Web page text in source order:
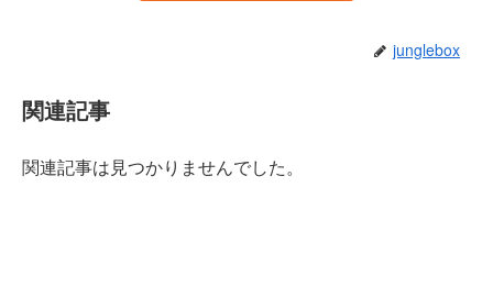
junglebox
関連記事
関連記事は見つかりませんでした。